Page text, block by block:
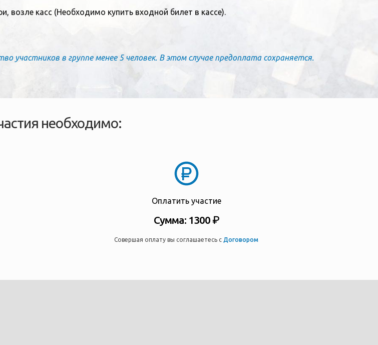
возле касс (Необходимо купить входной билет в кассе).
участников в группе менее 5 человек. В этом случае предоплата сохраняется.
необходимо:
Оплатить участие
Сумма: 1300 ₽
Совершая оплату вы соглашаетесь сДоговором